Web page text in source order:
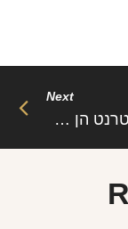
Next
קניות באינטרנט הן דרך מצוינת לחסוך כסף ולהרגיש יותר בנוח מאשר להיכנס לחנות. אנשי מכירות